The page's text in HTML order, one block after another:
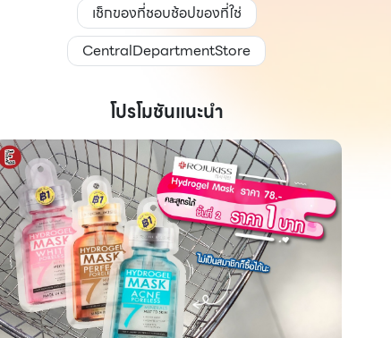
เช็กของที่ชอบช้อปของที่ใช่
CentralDepartmentStore
โปรโมชันแนะนำ